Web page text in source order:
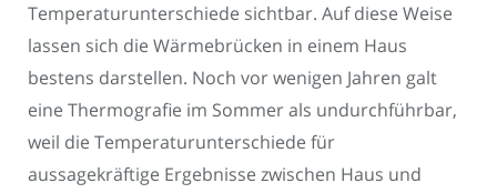
Temperaturunterschiede sichtbar. Auf diese Weise
lassen sich die Wärmebrücken in einem Haus
bestens darstellen. Noch vor wenigen Jahren galt
eine Thermografie im Sommer als undurchführbar,
weil die Temperaturunterschiede für
aussagekräftige Ergebnisse zwischen Haus und